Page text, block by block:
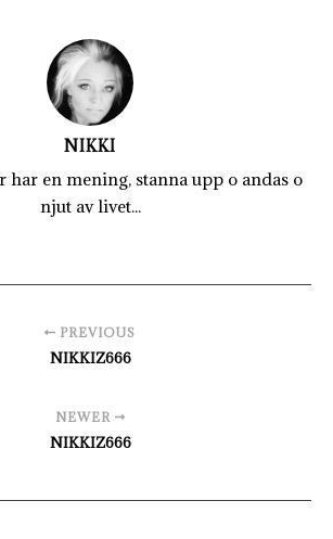
NIKKI
har en mening, stanna upp o andas o
njut av livet...
PREVIOUS
NIKKIZ666
NEWER
NIKKIZ666